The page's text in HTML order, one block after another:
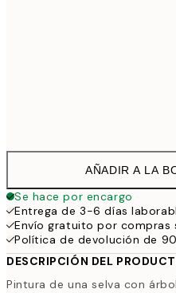
AÑADIR A LA
Se hace por encargo
Entrega de 3-6 días
Envío gratuito por compras
Política de devolución de
DESCRIPCIÓN DEL
Pintura de una selva con